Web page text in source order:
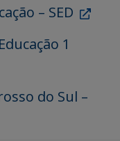
– SED
1
do Sul –